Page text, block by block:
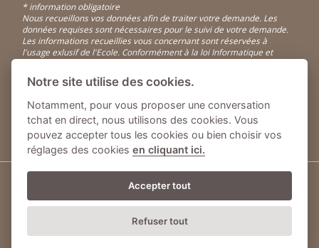
* information obligatoire
Nous recueillons vos données afin de traiter votre demande. Les
données requises sont nécessaires pour le suivi de votre demande.
Les informations recueillies vous concernant sont réservées à
l'usage exlusif de l'Ecole. Conformément à la loi Informatique et
fichiers et aux libertés), vous disposez d'un droit d'accès, de
rectification et de suppression de vos données. Vous seul pouvez
contacteren cliquant ici. Vous pouvez consulter notrepolitique de
confidentialité.
© Intérieur Déco - Tous droits réservés
Mentions légales-Politique de confidentialité
Notre site utilise des cookies.
Notamment, pour vous proposer une conversation
tchat en direct, nous utilisons des cookies. Vous
pouvez accepter tous les cookies ou bien choisir vos
réglages des cookiesen cliquant ici.
Accepter tout
Refuser tout